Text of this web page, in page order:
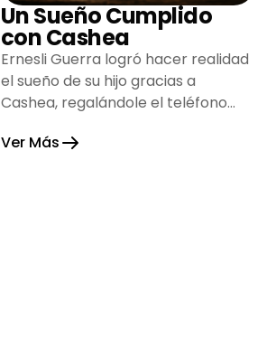
Un Sueño Cumplido
con Cashea
Ernesli Guerra logró hacer realidad
el sueño de su hijo gracias a
Cashea, regalándole el teléfono
alegría su hogar.
Ver Más